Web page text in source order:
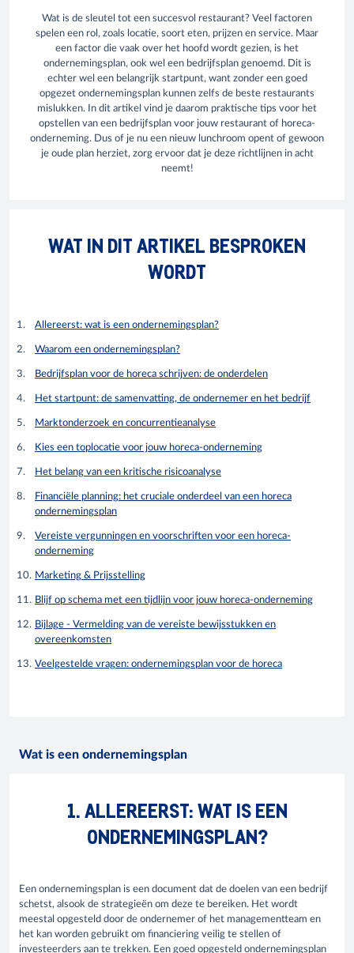
Wat is de sleutel tot een succesvol restaurant? Veel factoren
spelen een rol, zoals locatie, soort eten, prijzen en service. Maar
een factor die vaak over het hoofd wordt gezien, is het
ondernemingsplan, ook wel een bedrijfsplan genoemd. Dit is
echter wel een belangrijk startpunt, want zonder een goed
opgezet ondernemingsplan kunnen zelfs de beste restaurants
mislukken. In dit artikel vind je daarom praktische tips voor het
opstellen van een bedrijfsplan voor jouw restaurant of horeca-
onderneming. Dus of je nu een nieuw lunchroom opent of gewoon
je oude plan herziet, zorg ervoor dat je deze richtlijnen in acht
neemt!
WAT IN DIT ARTIKEL BESPROKEN
WORDT
Allereerst: wat is een ondernemingsplan?
Waarom een ondernemingsplan?
Bedrijfsplan voor de horeca schrijven: de onderdelen
Het startpunt: de samenvatting, de ondernemer en het bedrijf
Marktonderzoek en concurrentieanalyse
Kies een toplocatie voor jouw horeca-onderneming
Het belang van een kritische risicoanalyse
Financiële planning: het cruciale onderdeel van een horeca
ondernemingsplan
Vereiste vergunningen en voorschriften voor een horeca-
onderneming
Marketing & Prijsstelling
Blijf op schema met een tijdlijn voor jouw horeca-onderneming
Bijlage - Vermelding van de vereiste bewijsstukken en
overeenkomsten
Veelgestelde vragen: ondernemingsplan voor de horeca
Wat is een ondernemingsplan
1. ALLEREERST: WAT IS EEN
ONDERNEMINGSPLAN?
Een ondernemingsplan is een document dat de doelen van een bedrijf
schetst, alsook de strategieën om deze te bereiken. Het wordt
meestal opgesteld door de ondernemer of het managementteam en
het kan worden gebruikt om financiering veilig te stellen of
investeerders aan te trekken. Een goed opgesteld ondernemingsplan